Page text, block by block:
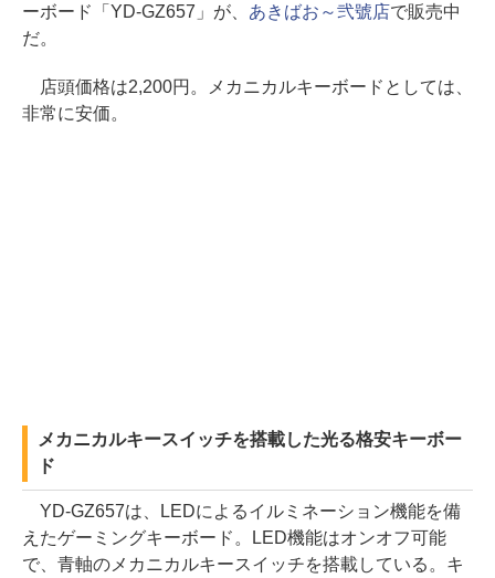
ーボード「YD-GZ657」が、 あきばお～弐號店で販売中
だ。
店頭価格は2,200円。メカニカルキーボードとしては、
非常に安価。
メカニカルキースイッチを搭載した光る格安キーボー
ド
YD-GZ657は、LEDによるイルミネーション機能を備
えたゲーミングキーボード。LED機能はオンオフ可能
で、青軸のメカニカルキースイッチを搭載している。キ